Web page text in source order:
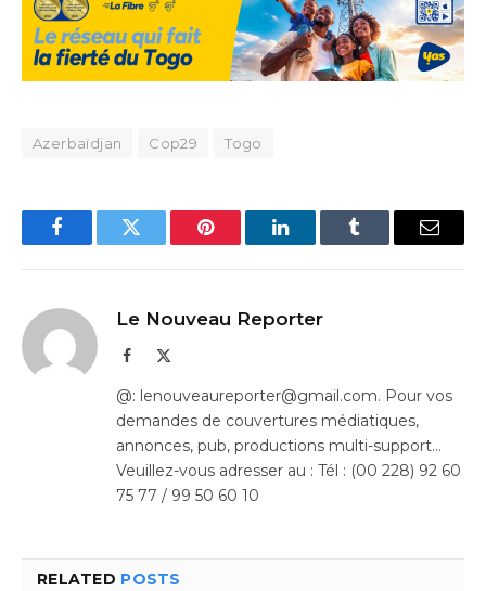
Azerbaïdjan Cop29 Togo
FacebookTwitter Pinterest LinkedInTumblr Email
Le Nouveau Reporter
Facebook
@: lenouveaureporter@gmail.com. Pour vos
demandes de couvertures médiatiques,
annonces, pub, productions multi-support…
Veuillez-vous adresser au : Tél : (00 228) 92 60
75 77 / 99 50 60 10
RELATED POSTS